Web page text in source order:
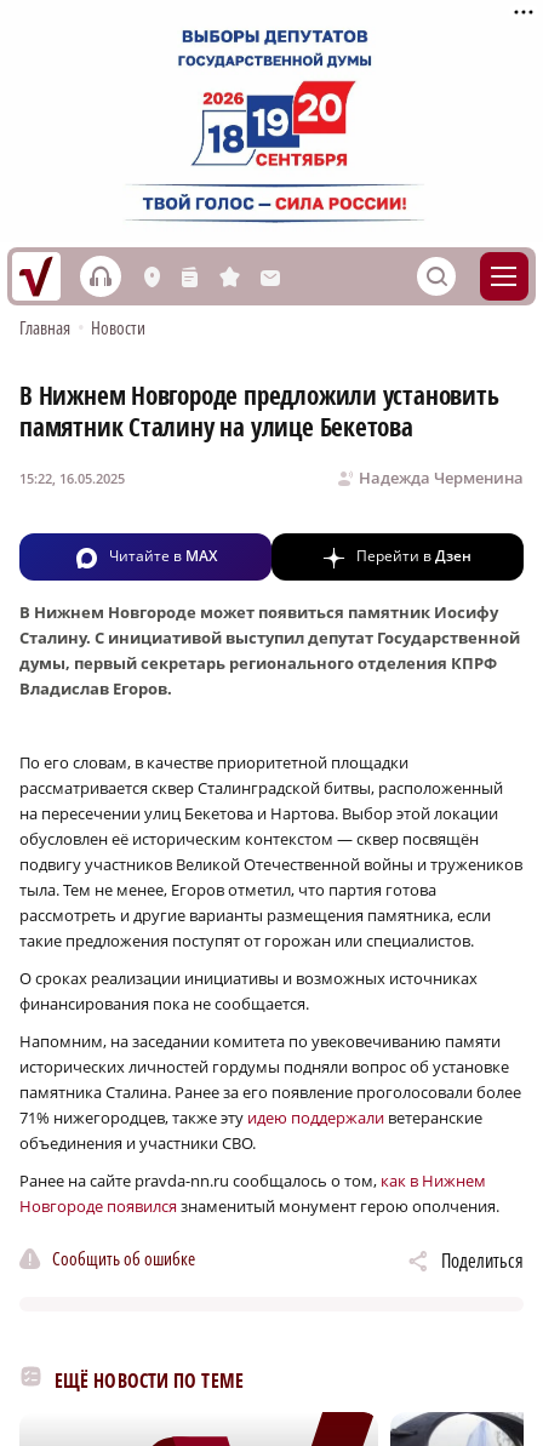
h L n s M S
Главная • Новости
В Нижнем Новгороде предложили установить
памятник Сталину на улице Бекетова
Надежда Черменина
15:22, 16.05.2025
Читайте в MAX Перейти вДзен
В Нижнем Новгороде может появиться памятник Иосифу
Сталину. С инициативой выступил депутат Государственной
думы, первый секретарь регионального отделения КПРФ
Владислав Егоров.
По его словам, в качестве приоритетной площадки
рассматривается сквер Сталинградской битвы, расположенный
на пересечении улиц Бекетова и Нартова. Выбор этой локации
обусловлен её историческим контекстом — сквер посвящён
подвигу участников Великой Отечественной войны и тружеников
тыла. Тем не менее, Егоров отметил, что партия готова
рассмотреть и другие варианты размещения памятника, если
такие предложения поступят от горожан или специалистов.
О сроках реализации инициативы и возможных источниках
финансирования пока не сообщается.
Напомним, на заседании комитета по увековечиванию памяти
исторических личностей гордумы подняли вопрос об установке
памятника Сталина. Ранее за его появление проголосовали более
71% нижегородцев, также эту идею поддержали ветеранские
объединения и участники СВО.
Ранее на сайте pravda-nn.ru сообщалось о том, как в Нижнем
Новгороде появилсязнаменитый монумент герою ополчения.
Сообщить об ошибке Поделиться
ЕЩЁ НОВОСТИ ПО ТЕМЕ